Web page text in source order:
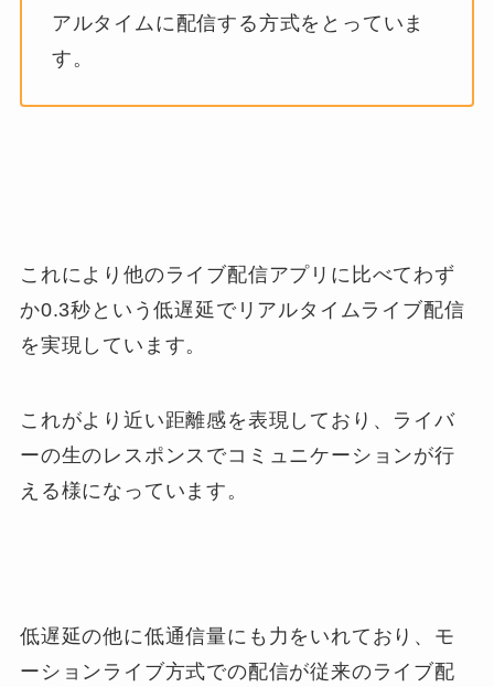
アルタイムに配信する方式をとっていま
す。
これにより他のライブ配信アプリに比べてわず
か0.3秒という低遅延でリアルタイムライブ配信
を実現しています。
これがより近い距離感を表現しており、ライバ
ーの生のレスポンスでコミュニケーションが行
える様になっています。
低遅延の他に低通信量にも力をいれており、モ
ーションライブ方式での配信が従来のライブ配